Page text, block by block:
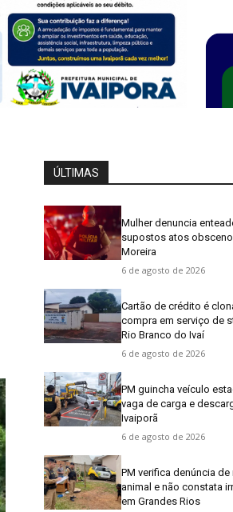
ÚLTIMAS
Mulher denuncia
supostos atos
Moreira
6 de agosto de 2026
Cartão de crédito é
compra em serviço de
Rio Branco do Ivaí
6 de agosto de 2026
PM guincha veículo
vaga de carga e
Ivaiporã
6 de agosto de 2026
PM verifica denúncia
animal e não constata
em Grandes Rios